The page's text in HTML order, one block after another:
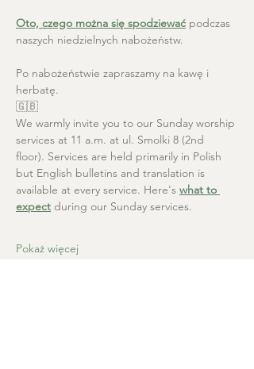
Oto, czego można się spodziewać podczas
naszych niedzielnych nabożeństw.
Po nabożeństwie zapraszamy na kawę i
herbatę.
🇬🇧
We warmly invite you to our Sunday worship
services at 11 a.m. at ul. Smolki 8 (2nd
floor). Services are held primarily in Polish
but English bulletins and translation is
available at every service. Here's what to
expect during our Sunday services.
Pokaż więcej